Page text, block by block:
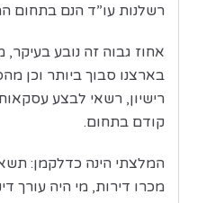
רשלנות עו”ד הנם בתחום
אחוז גבוה זה נובע
בארצנו סבוך ביותר וכן
רישיון, רשאי לבצע עסקאות
קודם בתחום.
המלצתי הינה כדלקמן:
מכרו דירות, מי היה עורך